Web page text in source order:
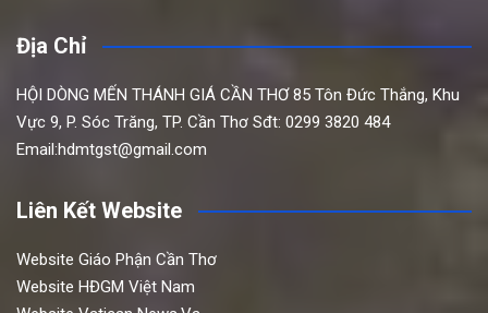
Địa Chỉ
HỘI DÒNG MẾN THÁNH GIÁ CẦN THƠ 85 Tôn Đức Thắng, Khu
Vực 9, P. Sóc Trăng, TP. Cần Thơ Sđt: 0299 3820 484
Email:hdmtgst@gmail.com
Liên Kết Website
Website Giáo Phận Cần Thơ
Website HĐGM Việt Nam